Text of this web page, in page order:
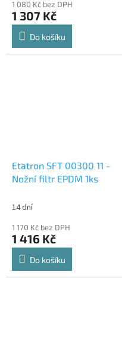
1 080 Kč bez DPH
1 307 Kč
Do košíku
Etatron SFT 00300 11 -
Nožní filtr EPDM 1ks
14 dní
1 170 Kč bez DPH
1 416 Kč
Do košíku